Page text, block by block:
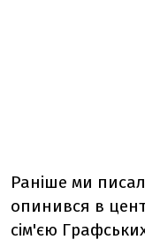
Раніше ми
опинився в
сім'єю